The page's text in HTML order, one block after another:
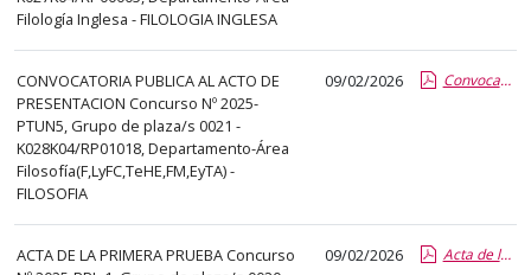
tabla
encontrará
los
anuncios
del
tablón
seleccionado
publicación:
más
Filología Inglesa - FILOLOGIA INGLESA
CONVOCATORIA PUBLICA AL ACTO DE
PRESENTACION Concurso Nº 2025-
PTUN5, Grupo de plaza/s 0021 -
K028K04/RP01018, Departamento-Área
Filosofía(F,LyFC,TeHE,FM,EyTA) -
FILOSOFIA
09/02/2026 Convocatoria a los aspirantes
ACTA DE LA PRIMERA PRUEBA Concurso
09/02/2026 Acta de la primera prueba